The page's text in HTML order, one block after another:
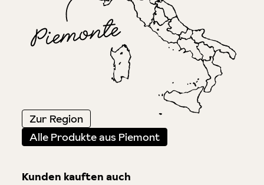
Zur Region
Alle Produkte aus Piemont
Kunden kauften auch